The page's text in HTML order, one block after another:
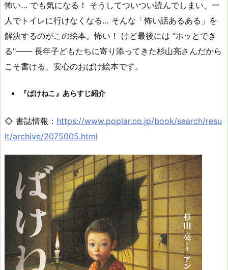
e
a
d
s
st
o
d
o
n
e
s
k
y
m
bl
r
b
o
ar
d
n
dr
o
p.
怖い… でも気になる！ そうしてついつい読んでしまい、一
人でトイレに行けなくなる… そんな「怖い話あるある」を
解決するのがこの絵本。怖い！ けど最後には “ホッとでき
る"—— 長年子どもたちに寄り添ってきた杉山亮さんだから
こそ書ける、安心のおばけ絵本です。
『ばけねこ』あらすじ紹介
◇ 書誌情報： https://www.poplar.co.jp/book/search/resu
lt/archive/2075005.html